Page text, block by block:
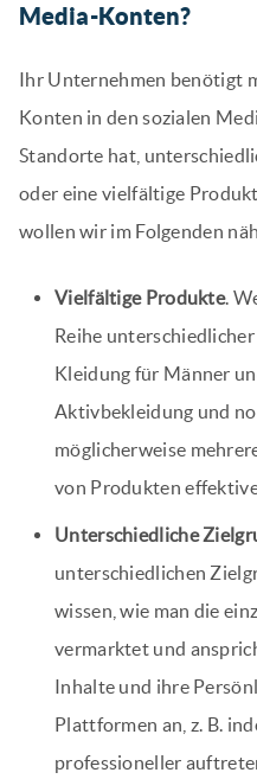
Media-Konten?
Ihr Unternehmen benötigt
Konten in den sozialen
Standorte hat,
oder eine vielfältige
wollen wir im Folgenden
Vielfältige Produkte.
Reihe
Kleidung für Männer
Aktivbekleidung und
möglicherweise
von Produkten
Unterschiedliche
unterschiedlichen
wissen, wie man die
vermarktet und
Inhalte und ihre
Plattformen an, z. B.
professioneller